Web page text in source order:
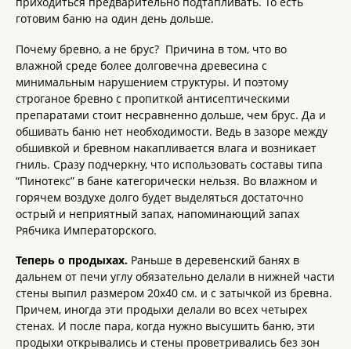
готовим баню на один день дольше.
Почему бревно, а не брус? Причина в том, что во
влажной среде более долговечна древесина с
минимальным нарушением структуры. И поэтому
строганое бревно с пропиткой антисептическими
препаратами стоит несравненно дольше, чем брус. Да и
обшивать баню нет необходимости. Ведь в зазоре между
обшивкой и бревном накапливается влага и возникает
гниль. Сразу подчеркну, что использовать составы типа
“Пинотекс” в бане категорически нельзя. Во влажном и
горячем воздухе долго будет выделяться достаточно
острый и неприятный запах, напоминающий запах
Рябчика Императорского.
Теперь о продыхах. Раньше в деревенский банях в
дальнем от печи углу обязательно делали в нижней части
стены выпил размером 20х40 см. и с затычкой из бревна.
Причем, иногда эти продыхи делали во всех четырех
стенах. И после пара, когда нужно высушить баню, эти
продыхи открывались и стены проветривались без зон